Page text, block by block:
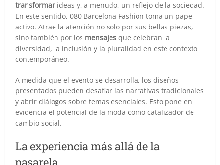
transformar ideas y, a menudo, un reflejo de la sociedad.
En este sentido, 080 Barcelona Fashion toma un papel
activo. Atrae la atención no solo por sus bellas piezas,
sino también por los mensajes que celebran la
diversidad, la inclusión y la pluralidad en este contexto
contemporáneo.
A medida que el evento se desarrolla, los diseños
presentados pueden desafiar las narrativas tradicionales
y abrir diálogos sobre temas esenciales. Esto pone en
evidencia el potencial de la moda como catalizador de
cambio social.
La experiencia más allá de la
pasarela